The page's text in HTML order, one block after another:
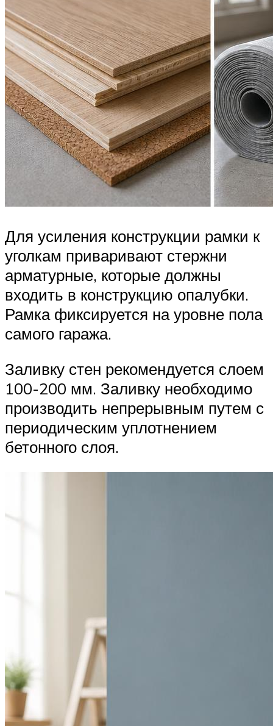
Для усиления конструкции рамки к
уголкам приваривают стержни
арматурные, которые должны
входить в конструкцию опалубки.
Рамка фиксируется на уровне пола
самого гаража.
Заливку стен рекомендуется слоем
100-200 мм. Заливку необходимо
производить непрерывным путем с
периодическим уплотнением
бетонного слоя.